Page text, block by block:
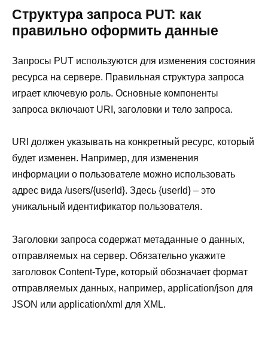
Структура запроса PUT: как
правильно оформить данные
Запросы PUT используются для изменения состояния
ресурса на сервере. Правильная структура запроса
играет ключевую роль. Основные компоненты
запроса включают URI, заголовки и тело запроса.
URI должен указывать на конкретный ресурс, который
будет изменен. Например, для изменения
информации о пользователе можно использовать
адрес вида /users/{userId}. Здесь {userId} – это
уникальный идентификатор пользователя.
Заголовки запроса содержат метаданные о данных,
отправляемых на сервер. Обязательно укажите
заголовок Content-Type, который обозначает формат
отправляемых данных, например, application/json для
JSON или application/xml для XML.